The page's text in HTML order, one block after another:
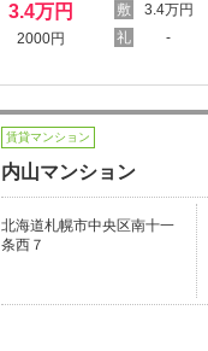
3.4万円
2000円
3.4万円
-
賃貸マンション
内山マンション
北海道札幌市中央区南十一
条西７